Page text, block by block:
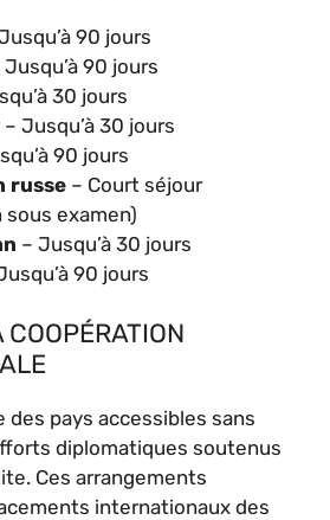
90 jours
Jusqu’à 90 jours
30 jours
– Jusqu’à 30 jours
90 jours
russe – Court séjour
examen)
– Jusqu’à 30 jours
90 jours
des pays accessibles sans
diplomatiques soutenus
Ces arrangements
internationaux des